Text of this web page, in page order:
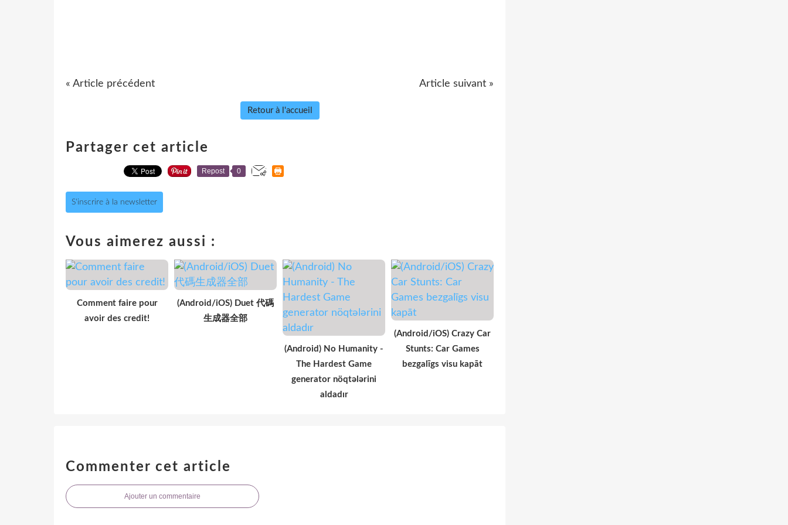
« Article précédent Article suivant »
Retour à l'accueil
Partager cet article
Repost 0
S'inscrire à la newsletter
Vous aimerez aussi :
Comment faire pour
avoir des credit!
(Android/iOS) Duet 代碼
生成器全部
(Android) No Humanity -
The Hardest Game
generator nöqtələrini
aldadır
(Android/iOS) Crazy Car
Stunts: Car Games
bezgalīgs visu kapāt
Commenter cet article
Ajouter un commentaire